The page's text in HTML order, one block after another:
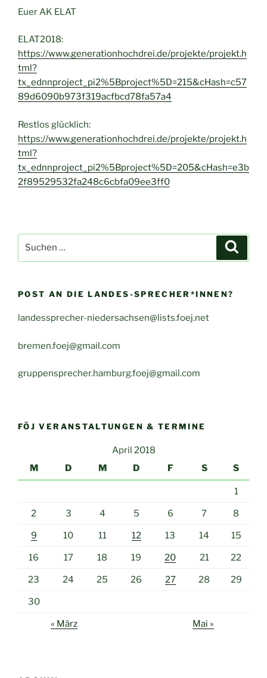
Euer AK ELAT
ELAT2018:
https://www.generationhochdrei.de/projekte/projekt.h
tml?
tx_ednnproject_pi2%5Bproject%5D=215&cHash=c57
89d6090b973f319acfbcd78fa57a4
Restlos glücklich:
https://www.generationhochdrei.de/projekte/projekt.h
tml?
tx_ednnproject_pi2%5Bproject%5D=205&cHash=e3b
2f89529532fa248c6cbfa09ee3ff0
nach:
POST AN DIE LANDES-SPRECHER*INNEN?
landessprecher-niedersachsen@lists.foej.net
bremen.foej@gmail.com
gruppensprecher.hamburg.foej@gmail.com
FÖJ VERANSTALTUNGEN & TERMINE
April 2018
M
D M D F S S
1
2 3 4 5 6 7 8
9 10 11 12 13 14 15
16 17 18 19 20 21 22
23 24 25 26 27 28 29
30
« März Mai »